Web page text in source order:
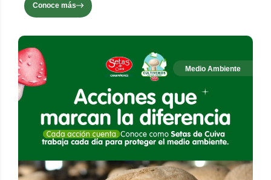
Conoce más
Medio Ambiente